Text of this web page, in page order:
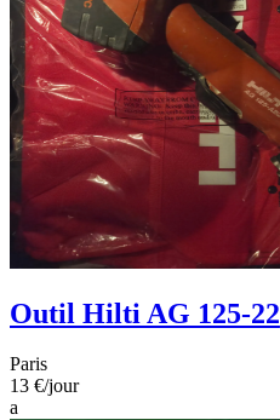
Outil Hilti AG 125-22
Paris
13 €/jour
a